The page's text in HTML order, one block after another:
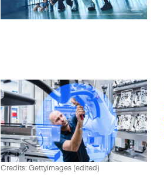
Credits: Gettyimages (edited)